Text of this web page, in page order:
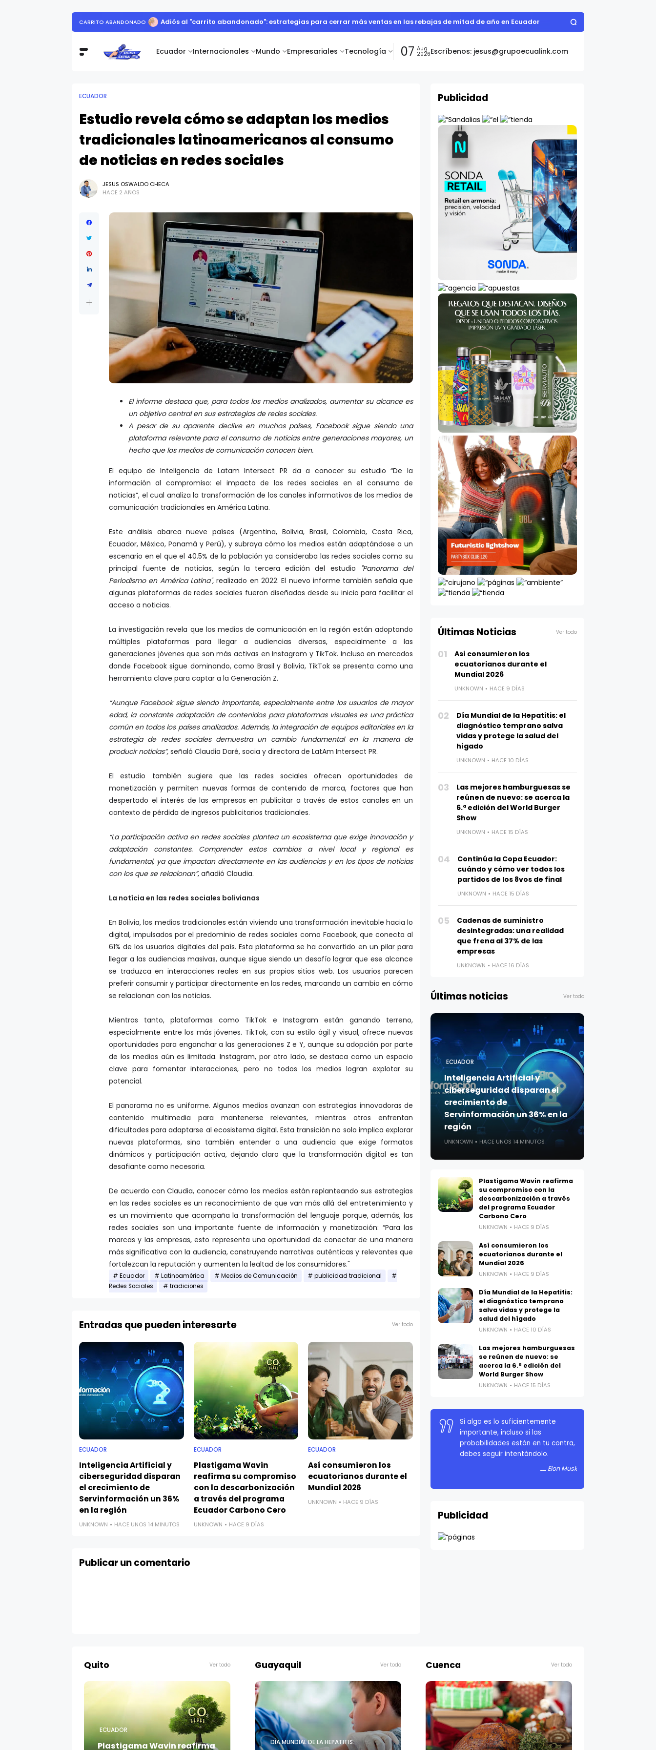
Ecuador Internacionales Mundo Empresariales Tecnología 07 Aug
2026Escríbenos: jesus@grupoecualink.com
CARRITO ABANDONADO Adiós al "carrito abandonado": estrategias para cerrar más ventas en las rebajas de mitad de año en Ecuador
ECUADOR
Estudio revela cómo se adaptan los medios
tradicionales latinoamericanos al consumo
de noticias en redes sociales
JESUS OSWALDO CHECA
HACE 2 AÑOS
El informe destaca que, para todos los medios analizados, aumentar su alcance es
un objetivo central en sus estrategias de redes sociales.
A pesar de su aparente declive en muchos países, Facebook sigue siendo una
plataforma relevante para el consumo de noticias entre generaciones mayores, un
hecho que los medios de comunicación conocen bien.
El equipo de Inteligencia de Latam Intersect PR da a conocer su estudio “De la
información al compromiso: el impacto de las redes sociales en el consumo de
noticias”, el cual analiza la transformación de los canales informativos de los medios de
comunicación tradicionales en América Latina.
Este análisis abarca nueve países (Argentina, Bolivia, Brasil, Colombia, Costa Rica,
Ecuador, México, Panamá y Perú), y subraya cómo los medios están adaptándose a un
escenario en el que el 40.5% de la población ya consideraba las redes sociales como su
principal fuente de noticias, según la tercera edición del estudio
"Panorama del
Periodismo en América Latina", realizado en 2022. El nuevo informe también señala que
algunas plataformas de redes sociales fueron diseñadas desde su inicio para facilitar el
acceso a noticias.
La investigación revela que los medios de comunicación en la región están adoptando
múltiples plataformas para llegar a audiencias diversas, especialmente a las
generaciones jóvenes que son más activas en Instagram y TikTok. Incluso en mercados
donde Facebook sigue dominando, como Brasil y Bolivia, TikTok se presenta como una
herramienta clave para captar a la Generación Z.
“Aunque Facebook sigue siendo importante, especialmente entre los usuarios de mayor
edad, la constante adaptación de contenidos para plataformas visuales es una práctica
común en todos los países analizados. Además, la integración de equipos editoriales en la
estrategia de redes sociales demuestra un cambio fundamental en la manera de
producir noticias”, señaló Claudia Daré, socia y directora de LatAm Intersect PR.
El estudio también sugiere que las redes sociales ofrecen oportunidades de
monetización y permiten nuevas formas de contenido de marca, factores que han
despertado el interés de las empresas en publicitar a través de estos canales en un
contexto de pérdida de ingresos publicitarios tradicionales.
“La participación activa en redes sociales plantea un ecosistema que exige innovación y
adaptación constantes. Comprender estos cambios a nivel local y regional es
fundamental, ya que impactan directamente en las audiencias y en los tipos de noticias
con los que se relacionan”, añadió Claudia.
La notícia en las redes sociales bolivianas
En Bolivia, los medios tradicionales están viviendo una transformación inevitable hacia lo
digital, impulsados por el predominio de redes sociales como Facebook, que conecta al
61% de los usuarios digitales del país. Esta plataforma se ha convertido en un pilar para
llegar a las audiencias masivas, aunque sigue siendo un desafío lograr que ese alcance
se traduzca en interacciones reales en sus propios sitios web. Los usuarios parecen
preferir consumir y participar directamente en las redes, marcando un cambio en cómo
se relacionan con las noticias.
Mientras tanto, plataformas como TikTok e Instagram están ganando terreno,
especialmente entre los más jóvenes. TikTok, con su estilo ágil y visual, ofrece nuevas
oportunidades para enganchar a las generaciones Z e Y, aunque su adopción por parte
de los medios aún es limitada. Instagram, por otro lado, se destaca como un espacio
clave para fomentar interacciones, pero no todos los medios logran explotar su
potencial.
El panorama no es uniforme. Algunos medios avanzan con estrategias innovadoras de
contenido multimedia para mantenerse relevantes, mientras otros enfrentan
dificultades para adaptarse al ecosistema digital. Esta transición no solo implica explorar
nuevas plataformas, sino también entender a una audiencia que exige formatos
dinámicos y participación activa, dejando claro que la transformación digital es tan
desafiante como necesaria.
De acuerdo con Claudia, conocer cómo los medios están replanteando sus estrategias
en las redes sociales es un reconocimiento de que van más allá del entretenimiento y
es un movimiento que acompaña la transformación del lenguaje porque, además, las
redes sociales son una importante fuente de información y monetización: “Para las
marcas y las empresas, esto representa una oportunidad de conectar de una manera
más significativa con la audiencia, construyendo narrativas auténticas y relevantes que
fortalezcan la reputación y aumenten la lealtad de los consumidores."
Ecuador Latinoamérica Medios de Comunicación
publicidad tradicional
Redes Sociales
tradiciones
Entradas que pueden interesarte Ver todo
ECUADOR
Inteligencia Artificial y
ciberseguridad disparan
el crecimiento de
Servinformación un 36%
en la región
UNKNOWN HACE UNOS 14 MINUTOS
ECUADOR
Plastigama Wavin
reafirma su compromiso
con la descarbonización
a través del programa
Ecuador Carbono Cero
UNKNOWN HACE 9 DÍAS
ECUADOR
Así consumieron los
ecuatorianos durante el
Mundial 2026
UNKNOWN HACE 9 DÍAS
Publicar un comentario
Publicidad
Últimas Noticias Ver todo
01
Así consumieron los
ecuatorianos durante el
Mundial 2026
UNKNOWN HACE 9 DÍAS
02
Día Mundial de la Hepatitis: el
diagnóstico temprano salva
vidas y protege la salud del
hígado
UNKNOWN HACE 10 DÍAS
03
Las mejores hamburguesas se
reúnen de nuevo: se acerca la
6.ª edición del World Burger
Show
UNKNOWN HACE 15 DÍAS
04
Continúa la Copa Ecuador:
cuándo y cómo ver todos los
partidos de los 8vos de final
UNKNOWN HACE 15 DÍAS
05
Cadenas de suministro
desintegradas: una realidad
que frena al 37% de las
empresas
UNKNOWN HACE 16 DÍAS
Últimas noticias Ver todo
ECUADOR
Inteligencia Artificial y
ciberseguridad disparan el
crecimiento de
Servinformación un 36% en la
región
UNKNOWN HACE UNOS 14 MINUTOS
Plastigama Wavin reafirma
su compromiso con la
descarbonización a través
del programa Ecuador
Carbono Cero
UNKNOWN HACE 9 DÍAS
Así consumieron los
ecuatorianos durante el
Mundial 2026
UNKNOWN HACE 9 DÍAS
Día Mundial de la Hepatitis:
el diagnóstico temprano
salva vidas y protege la
salud del hígado
UNKNOWN HACE 10 DÍAS
Las mejores hamburguesas
se reúnen de nuevo: se
acerca la 6.ª edición del
World Burger Show
UNKNOWN HACE 15 DÍAS
Si algo es lo suficientemente
importante, incluso si las
probabilidades están en tu contra,
debes seguir intentándolo.
Elon Musk
Publicidad
Quito Ver todo
ECUADOR
Plastigama Wavin reafirma
Guayaquil Ver todo
DÍA MUNDIAL DE LA HEPATITIS:
Cuenca Ver todo